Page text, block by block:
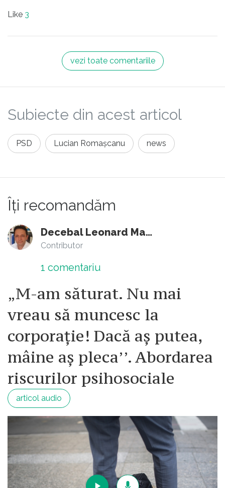
pentru ca pot" care speram ca se va schimba
dupa alegeri.
Like 3
vezi toate comentariile
Subiecte din acest articol
PSD Lucian Romașcanu news
Îți recomandăm
Decebal Leonard Marin
Contributor
1 comentariu
„M-am săturat. Nu mai
vreau să muncesc la
corporație! Dacă aș putea,
mâine aș pleca’’. Abordarea
riscurilor psihosociale
articol audio